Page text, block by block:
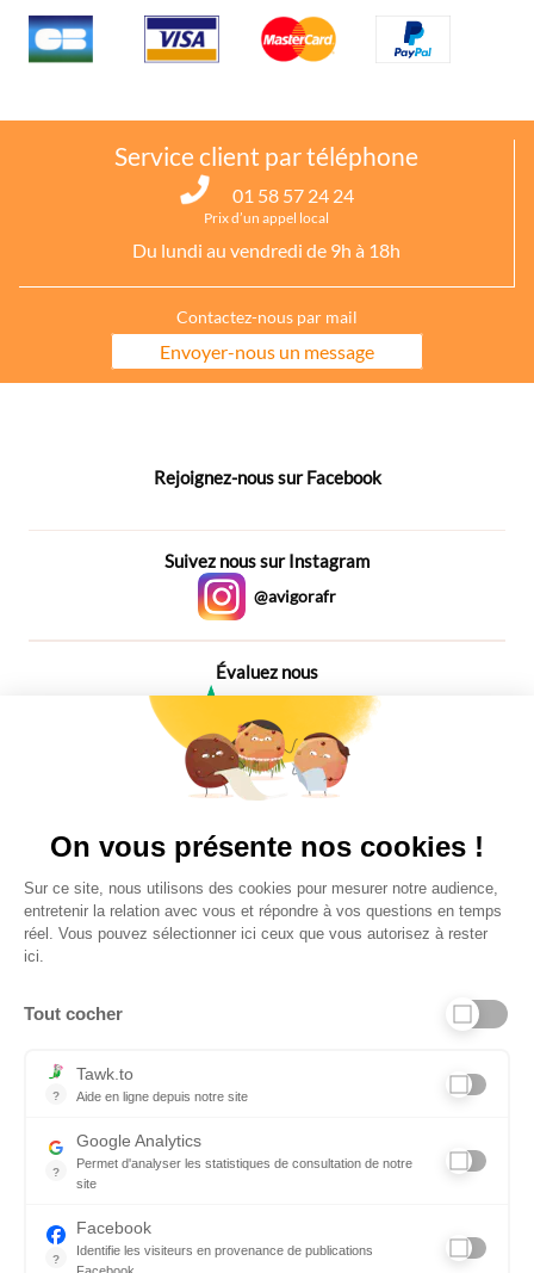
Service client par téléphone
01 58 57 24 24
Prix d’un appel local
Du lundi au vendredi de 9h à 18h
Contactez-nous par mail
Envoyer-nous un message
Rejoignez-nous sur Facebook
Suivez nous sur Instagram
@avigorafr
Évaluez nous
Plus de 650 Avis
FAQ - réponses à vos questions
Conditions Générales de Service
On vous présente nos cookies !
Sur ce site, nous utilisons des cookies pour mesurer notre audience,
entretenir la relation avec vous et répondre à vos questions en temps
réel. Vous pouvez sélectionner ici ceux que vous autorisez à rester
ici.
Tout cocher
?
Tawk.to
Aide en ligne depuis notre site
?
Google Analytics
Permet d'analyser les statistiques de consultation de notre
site
?
Facebook
Identifie les visiteurs en provenance de publications